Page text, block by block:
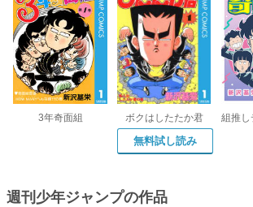
3年奇面組 ボクはしたたか君
無料試し読み
週刊少年ジャンプの作品